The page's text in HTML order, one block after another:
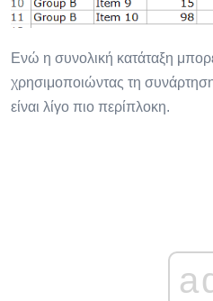
Ενώ η συνολική κατάταξη
χρησιμοποιώντας τη
είναι λίγο πιο περίπλοκη.